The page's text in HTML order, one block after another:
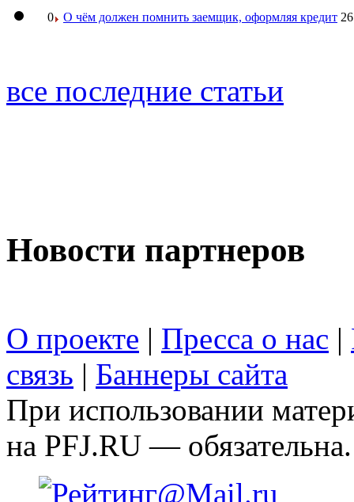
0 О чём должен помнить заемщик, оформляя кредит
все последние статьи
Новости партнеров
О проекте | Пресса о нас |
связь | Баннеры сайта
При использовании
на PFJ.RU — обязательна.